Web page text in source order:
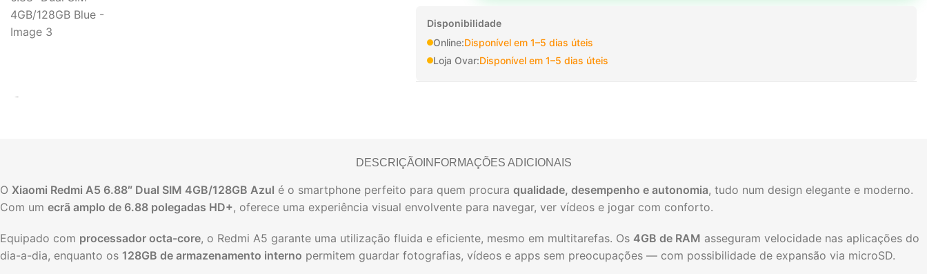
Disponibilidade
Online:Disponível em 1–5 dias úteis
Loja Ovar:Disponível em 1–5 dias úteis
DESCRIÇÃOINFORMAÇÕES ADICIONAIS
O Xiaomi Redmi A5 6.88″ Dual SIM 4GB/128GB Azul é o smartphone perfeito para quem procura qualidade, desempenho e autonomia, tudo num design elegante e moderno.
Com um ecrã amplo de 6.88 polegadas HD+, oferece uma experiência visual envolvente para navegar, ver vídeos e jogar com conforto.
Equipado com processador octa-core, o Redmi A5 garante uma utilização fluida e eficiente, mesmo em multitarefas. Os 4GB de RAM asseguram velocidade nas aplicações do
dia-a-dia, enquanto os 128GB de armazenamento interno permitem guardar fotografias, vídeos e apps sem preocupações — com possibilidade de expansão via microSD.